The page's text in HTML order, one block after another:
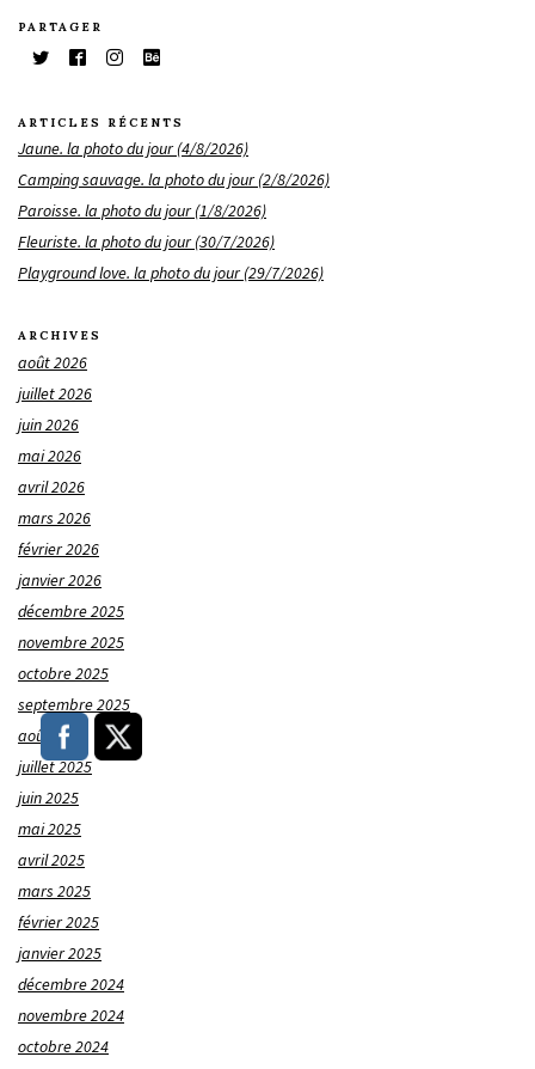
PARTAGER
ARTICLES RÉCENTS
Jaune. la photo du jour (4/8/2026)
Camping sauvage. la photo du jour (2/8/2026)
Paroisse. la photo du jour (1/8/2026)
Fleuriste. la photo du jour (30/7/2026)
Playground love. la photo du jour (29/7/2026)
ARCHIVES
août 2026
juillet 2026
juin 2026
mai 2026
avril 2026
mars 2026
février 2026
janvier 2026
décembre 2025
novembre 2025
octobre 2025
septembre 2025
août 2025
juillet 2025
juin 2025
mai 2025
avril 2025
mars 2025
février 2025
janvier 2025
décembre 2024
novembre 2024
octobre 2024